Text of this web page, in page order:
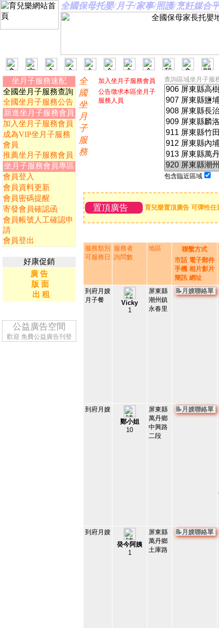
全國保母托嬰/月子/家事/照護/烹飪媒合
坐月子服務速配
全國坐月子服務查詢
全國坐月子服務公告
新進坐月子服務會員
加入坐月子服務會員
成為VIP坐月子服務
會員
推薦坐月子服務會員
坐月子服務會員專區
會員登入
會員資料更新
會員密碼提醒
寄發會員確認函
會員帳號人工確認申
請
會員登出
好康促銷
廣 告
版 面
出 租
公益廣告空間
歡迎 免費公益廣告刊登
全
國
坐
月
子
服
務
加入坐月子服務會員
公告徵求本區坐月子
服務人員
查詢區域坐月子服
包含臨近區域
置頂廣告 育兒樂置頂廣告 可彈性
服務類別
可服務日
服務者
詢問數
地區
聯繫方式
市話
手機
簡訊
電子郵件
相片影片
網址
到府月嫂
月子餐
Vicky
1
屏東縣
潮州鎮
永春里
📝月嫂聯絡單
到府月嫂
鄭小姐
10
屏東縣
萬丹鄉
中興路
二段
📝月嫂聯絡單
到府月嫂
癸今阿姨
1
屏東縣
萬丹鄉
土庫路
📝月嫂聯絡單